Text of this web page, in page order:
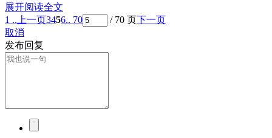
展开阅读全文
1 .. 上一页3456.. 70 / 70 页下一页
取消
发布回复